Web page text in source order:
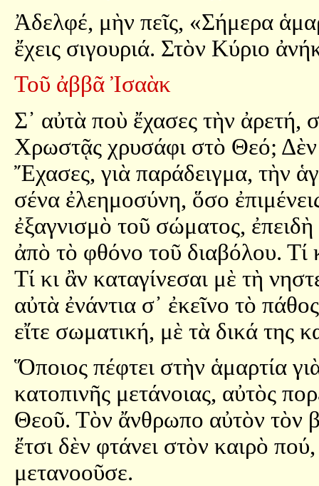
Ἀδελφέ, μὴν πεῖς, «Σήμερα
ἔχεις σιγουριά. Στὸν Κύριο
Τοῦ ἀββᾶ Ἰσαὰκ
Σ᾿ αὐτὰ ποὺ ἔχασες τὴν ἀρετή,
Χρωστᾷς χρυσάφι στὸ Θεό; Δὲν
Ἔχασες, γιὰ παράδειγμα, τὴν
σένα ἐλεημοσύνη, ὅσο
ἐξαγνισμὸ τοῦ σώματος,
ἀπὸ τὸ φθόνο τοῦ διαβόλου.
Τί κι ἂν καταγίνεσαι μὲ τὴ
αὐτὰ ἐνάντια σ᾿ ἐκεῖνο τὸ
εἴτε σωματική, μὲ τὰ δικά της
Ὅποιος πέφτει στὴν ἁμαρτία
κατοπινῆς μετάνοιας, αὐτὸς
Θεοῦ. Τὸν ἄνθρωπο αὐτὸν τὸν
ἔτσι δὲν φτάνει στὸν καιρὸ
μετανοοῦσε.